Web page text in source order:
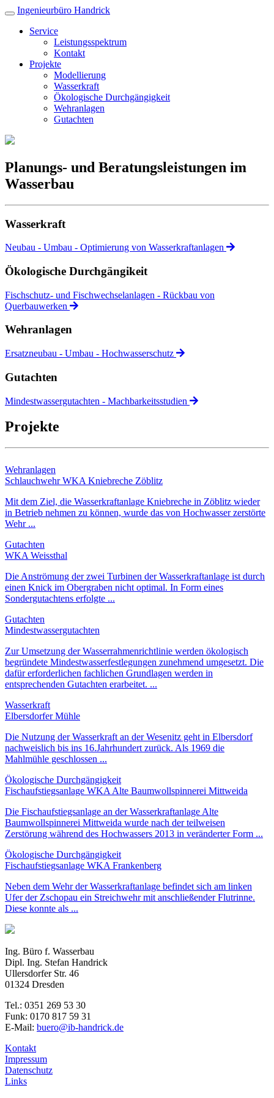
Ingenieurbüro Handrick
Service
Leistungsspektrum
Kontakt
Projekte
Modellierung
Wasserkraft
Ökologische Durchgängigkeit
Wehranlagen
Gutachten
Planungs- und Beratungsleistungen im
Wasserbau
Wasserkraft
Neubau - Umbau - Optimierung von Wasserkraftanlagen
Ökologische Durchgängikeit
Fischschutz- und Fischwechselanlagen - Rückbau von
Querbauwerken
Wehranlagen
Ersatzneubau - Umbau - Hochwasserschutz
Gutachten
Mindestwassergutachten - Machbarkeitsstudien
Projekte
Wehranlagen
Schlauchwehr WKA Kniebreche Zöblitz
Mit dem Ziel, die Wasserkraftanlage Kniebreche in Zöblitz wieder
in Betrieb nehmen zu können, wurde das von Hochwasser zerstörte
Wehr ...
Gutachten
WKA Weissthal
Die Anströmung der zwei Turbinen der Wasserkraftanlage ist durch
einen Knick im Obergraben nicht optimal. In Form eines
Sondergutachtens erfolgte ...
Gutachten
Mindestwassergutachten
Zur Umsetzung der Wasserrahmenrichtlinie werden ökologisch
begründete Mindestwasserfestlegungen zunehmend umgesetzt. Die
dafür erforderlichen fachlichen Grundlagen werden in
entsprechenden Gutachten erarbeitet. ...
Wasserkraft
Elbersdorfer Mühle
Die Nutzung der Wasserkraft an der Wesenitz geht in Elbersdorf
nachweislich bis ins 16.Jahrhundert zurück. Als 1969 die
Mahlmühle geschlossen ...
Ökologische Durchgängigkeit
Fischaufstiegsanlage WKA Alte Baumwollspinnerei Mittweida
Die Fischaufstiegsanlage an der Wasserkraftanlage Alte
Baumwollspinnerei Mittweida wurde nach der teilweisen
Zerstörung während des Hochwassers 2013 in veränderter Form ...
Ökologische Durchgängigkeit
Fischaufstiegsanlage WKA Frankenberg
Neben dem Wehr der Wasserkraftanlage befindet sich am linken
Ufer der Zschopau ein Streichwehr mit anschließender Flutrinne.
Diese konnte als ...
Ing. Büro f. Wasserbau
Dipl. Ing. Stefan Handrick
Ullersdorfer Str. 46
01324 Dresden
Tel.: 0351 269 53 30
Funk: 0170 817 59 31
E-Mail: buero@ib-handrick.de
Kontakt
Impressum
Datenschutz
Links